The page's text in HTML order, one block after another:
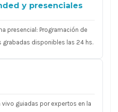
y presenciales
presencial: Programación de
grabadas disponibles las 24 hs.
guiadas por expertos en la